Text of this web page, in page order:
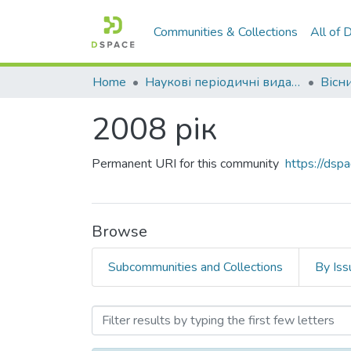
Communities & Collections All of
Home Наукові періодичні видання СНУ ім. В. Даля
2008 рік
Permanent URI for this community https://
Browse
Subcommunities and Collections By
Browsing 2008 рік by